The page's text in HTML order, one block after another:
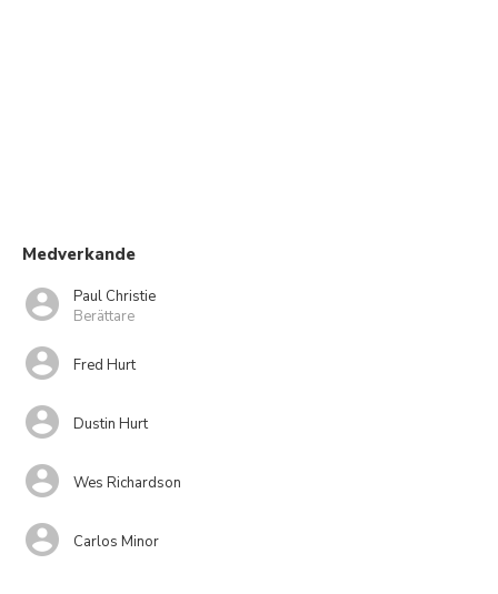
Medverkande
Paul Christie
Berättare
Fred Hurt
Dustin Hurt
Wes Richardson
Carlos Minor